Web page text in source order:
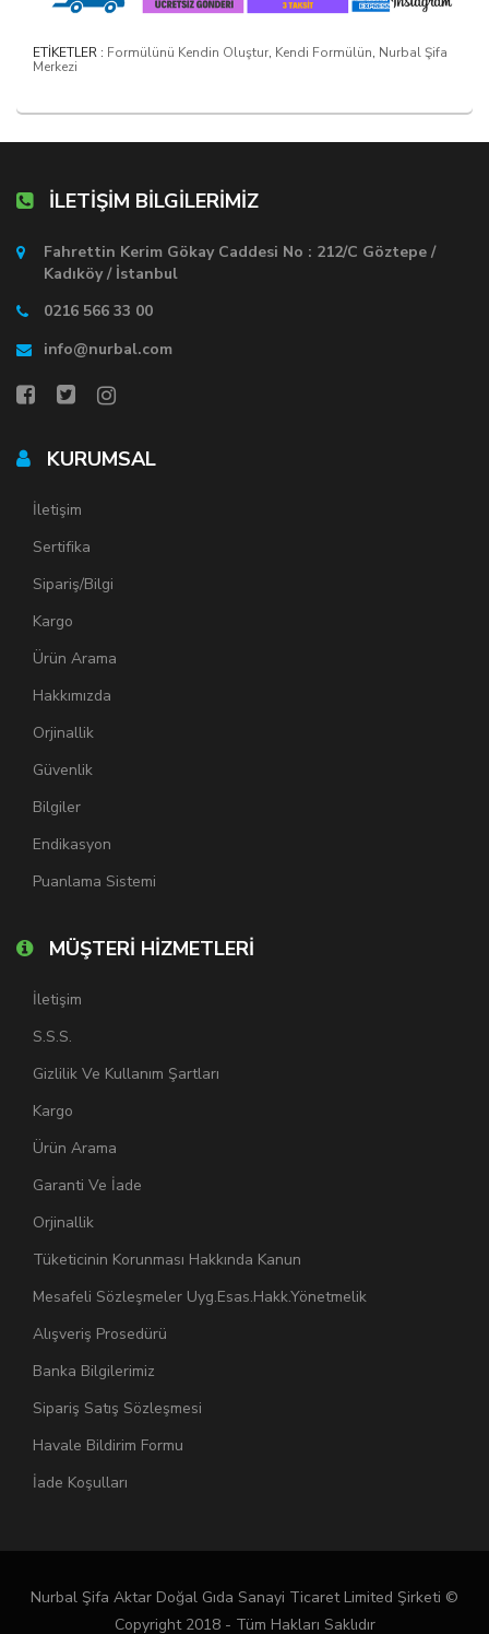
ETİKETLER : Formülünü Kendin Oluştur, Kendi Formülün, Nurbal Şifa
Merkezi
İLETİŞİM BİLGİLERİMİZ
Fahrettin Kerim Gökay Caddesi No : 212/C Göztepe /
Kadıköy / İstanbul
0216 566 33 00
info@nurbal.com
KURUMSAL
İletişim
Sertifika
Sipariş/Bilgi
Kargo
Ürün Arama
Hakkımızda
Orjinallik
Güvenlik
Bilgiler
Endikasyon
Puanlama Sistemi
MÜŞTERİ HİZMETLERİ
İletişim
S.S.S.
Gizlilik Ve Kullanım Şartları
Kargo
Ürün Arama
Garanti Ve İade
Orjinallik
Tüketicinin Korunması Hakkında Kanun
Mesafeli Sözleşmeler Uyg.Esas.Hakk.Yönetmelik
Alışveriş Prosedürü
Banka Bilgilerimiz
Sipariş Satış Sözleşmesi
Havale Bildirim Formu
İade Koşulları
Nurbal Şifa Aktar Doğal Gıda Sanayi Ticaret Limited Şirketi ©
Copyright 2018 - Tüm Hakları Saklıdır